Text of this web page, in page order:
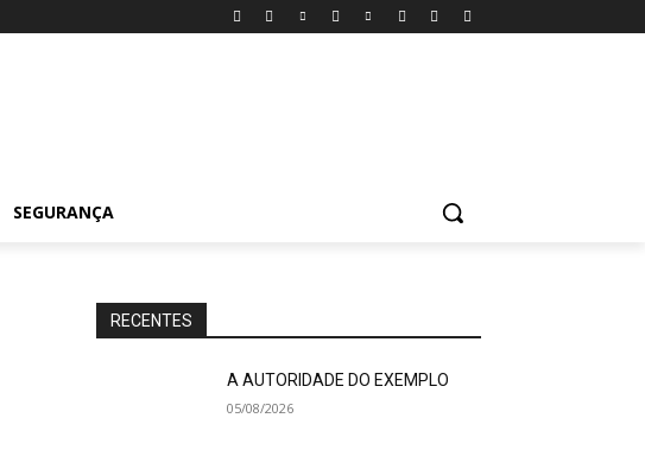
SEGURANÇA
RECENTES
A AUTORIDADE DO EXEMPLO
05/08/2026